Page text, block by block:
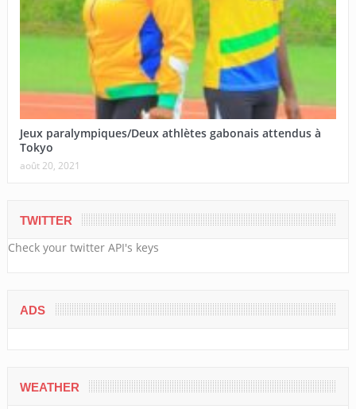
Jeux paralympiques/Deux athlètes gabonais attendus à
Tokyo
août 20, 2021
TWITTER
Check your twitter API's keys
ADS
WEATHER